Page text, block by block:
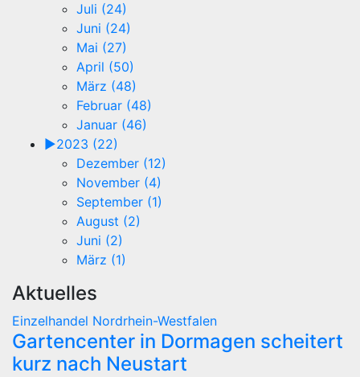
Juli (24)
Juni (24)
Mai (27)
April (50)
März (48)
Februar (48)
Januar (46)
►2023 (22)
Dezember (12)
November (4)
September (1)
August (2)
Juni (2)
März (1)
Aktuelles
Einzelhandel Nordrhein-Westfalen
Gartencenter in Dormagen scheitert
kurz nach Neustart